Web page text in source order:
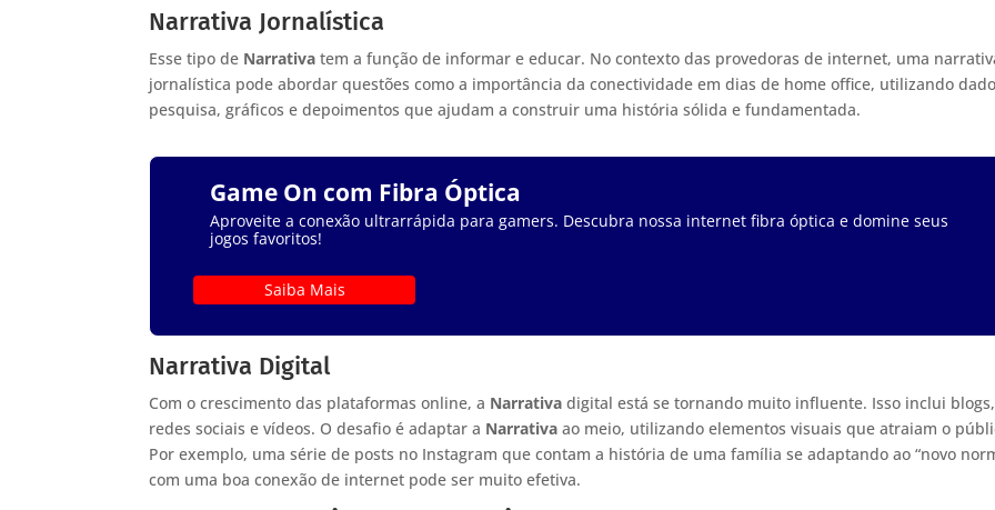
Narrativa Jornalística
Esse tipo de Narrativa tem a função de informar e educar. No contexto das provedoras de internet, uma
jornalística pode abordar questões como a importância da conectividade em dias de home office, utilizando
pesquisa, gráficos e depoimentos que ajudam a construir uma história sólida e fundamentada.
Game On com Fibra Óptica
Aproveite a conexão ultrarrápida para gamers. Descubra nossa internet fibra óptica e domine seus
jogos favoritos!
Saiba Mais
Narrativa Digital
Com o crescimento das plataformas online, a Narrativa digital está se tornando muito influente. Isso inclui blogs,
redes sociais e vídeos. O desafio é adaptar a Narrativa ao meio, utilizando elementos visuais que atraiam o
Por exemplo, uma série de posts no Instagram que contam a história de uma família se adaptando ao “novo
com uma boa conexão de internet pode ser muito efetiva.